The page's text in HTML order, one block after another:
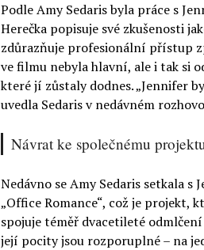
Podle Amy Sedaris byla práce s
Herečka popisuje své zkušenosti
zdůrazňuje profesionální přístup
ve filmu nebyla hlavní, ale i tak si
které jí zůstaly dodnes. „Jennifer
uvedla Sedaris v nedávném
Návrat ke společnému
Nedávno se Amy Sedaris setkala
„Office Romance“, což je projekt,
spojuje téměř dvacetileté
její pocity jsou rozporuplné – na